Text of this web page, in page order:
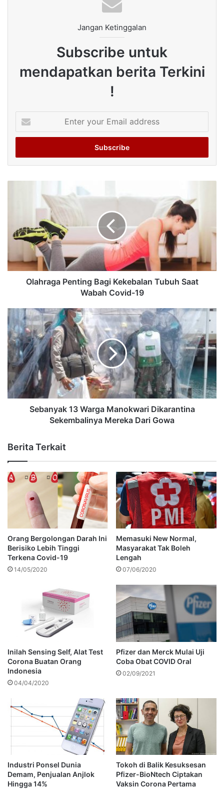
Jangan Ketinggalan
Subscribe untuk
mendapatkan berita Terkini
!
your
Email
Olahraga Penting Bagi Kekebalan Tubuh Saat
Wabah Covid-19
Sebanyak 13 Warga Manokwari Dikarantina
Sekembalinya Mereka Dari Gowa
Berita Terkait
Orang Bergolongan Darah Ini
Berisiko Lebih Tinggi
Terkena Covid-19
14/05/2020
Memasuki New Normal,
Masyarakat Tak Boleh
Lengah
07/06/2020
Inilah Sensing Self, Alat Test
Corona Buatan Orang
Indonesia
04/04/2020
Pfizer dan Merck Mulai Uji
Coba Obat COVID Oral
02/09/2021
Industri Ponsel Dunia
Demam, Penjualan Anjlok
Hingga 14%
Tokoh di Balik Kesuksesan
Pfizer-BioNtech Ciptakan
Vaksin Corona Pertama